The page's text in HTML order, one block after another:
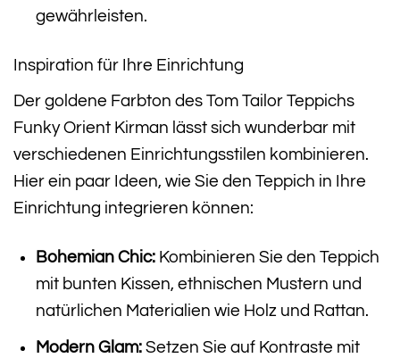
gewährleisten.
Inspiration für Ihre Einrichtung
Der goldene Farbton des Tom Tailor Teppichs
Funky Orient Kirman lässt sich wunderbar mit
verschiedenen Einrichtungsstilen kombinieren.
Hier ein paar Ideen, wie Sie den Teppich in Ihre
Einrichtung integrieren können:
Bohemian Chic:Kombinieren Sie den Teppich
mit bunten Kissen, ethnischen Mustern und
natürlichen Materialien wie Holz und Rattan.
Modern Glam:Setzen Sie auf Kontraste mit